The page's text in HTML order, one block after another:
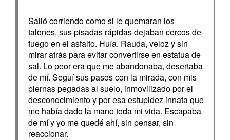
Salió corriendo como si le quemaran los
talones, sus pisadas rápidas dejaban cercos de
fuego en el asfalto. Huía. Rauda, veloz y sin
mirar atrás para evitar convertirse en estatua de
sal. Lo peor era que me abandonaba, desertaba
de mí. Seguí sus pasos con la mirada, con mis
piernas pegadas al suelo, inmovilizado por el
desconocimiento y por esa estupidez innata que
me había dado la mano toda mi vida. Escapaba
de mí y yo me quedé ahí, sin pensar, sin
reaccionar.